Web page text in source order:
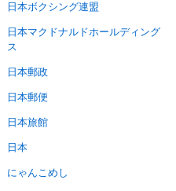
日本ボクシング連盟
日本マクドナルドホールディング
ス
日本郵政
日本郵便
日本旅館
日本
にゃんこめし